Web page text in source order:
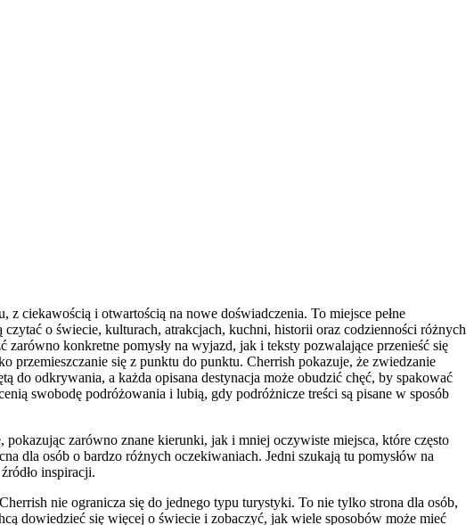
ciekawością i otwartością na nowe doświadczenia. To miejsce pełne
o świecie, kulturach, atrakcjach, kuchni, historii oraz codzienności różnych
konkretne pomysły na wyjazd, jak i teksty pozwalające przenieść się
przemieszczanie się z punktu do punktu. Cherrish pokazuje, że zwiedzanie
do odkrywania, a każda opisana destynacja może obudzić chęć, by spakować
swobodę podróżowania i lubią, gdy podróżnicze treści są pisane w sposób
zarówno znane kierunki, jak i mniej oczywiste miejsca, które często
dla osób o bardzo różnych oczekiwaniach. Jedni szukają tu pomysłów na
inspiracji.
nie ogranicza się do jednego typu turystyki. To nie tylko strona dla osób,
dowiedzieć się więcej o świecie i zobaczyć, jak wiele sposobów może mieć